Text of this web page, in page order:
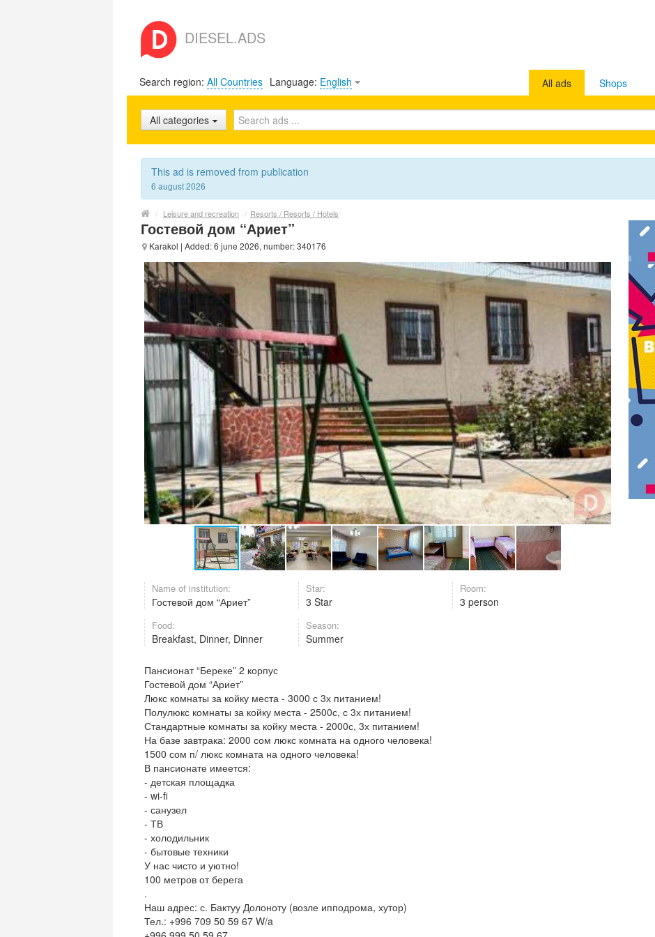
DIESEL.ADS
Search region: All Countries Language: English Shops
All ads
All categories
This ad is removed from publication
6 august 2026
/ Leisure and recreation / Resorts / Resorts / Hotels
Гостевой дом “Ариет”
Karakol | Added: 6 june 2026, number: 340176
Name of institution:
Гостевой дом “Ариет”
Star:
3 Star
Room:
3 person
Food:
Breakfast, Dinner, Dinner
Season:
Summer
Пансионат “Береке” 2 корпус
Гостевой дом “Ариет”
Люкс комнаты за койку места - 3000 с 3х питанием!
Полулюкс комнаты за койку места - 2500с, с 3х питанием!
Стандартные комнаты за койку места - 2000с, 3х питанием!
На базе завтрака: 2000 сом люкс комната на одного человека!
1500 сом п/ люкс комната на одного человека!
В пансионате имеется:
- детская площадка
- wi-fi
- санузел
- ТВ
- холодильник
- бытовые техники
У нас чисто и уютно!
100 метров от берега
.
Наш адрес: с. Бактуу Долоноту (возле ипподрома, хутор)
Тел.: +996 709 50 59 67 W/a